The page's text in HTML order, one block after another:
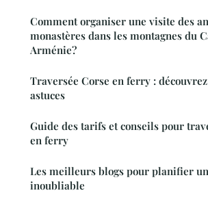
Comment organiser une visite des
monastères dans les montagnes du
Arménie?
Traversée Corse en ferry :
astuces
Guide des tarifs et conseils pour
en ferry
Les meilleurs blogs pour planifier
inoubliable